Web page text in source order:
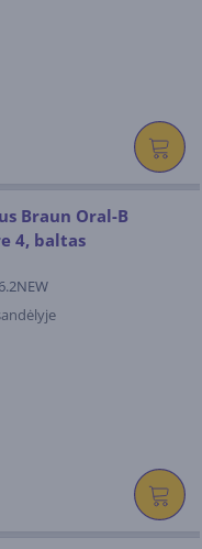
Braun Oral-B
4, baltas